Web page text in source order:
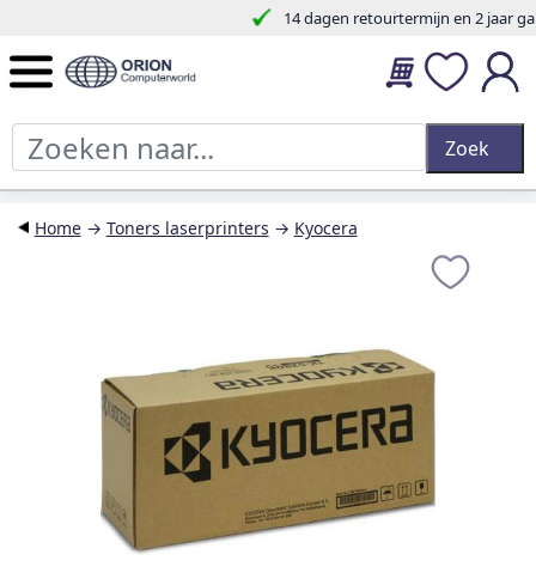
14 dagen retourtermijn en 2 jaar garantie.
Home→ Toners laserprinters → Kyocera